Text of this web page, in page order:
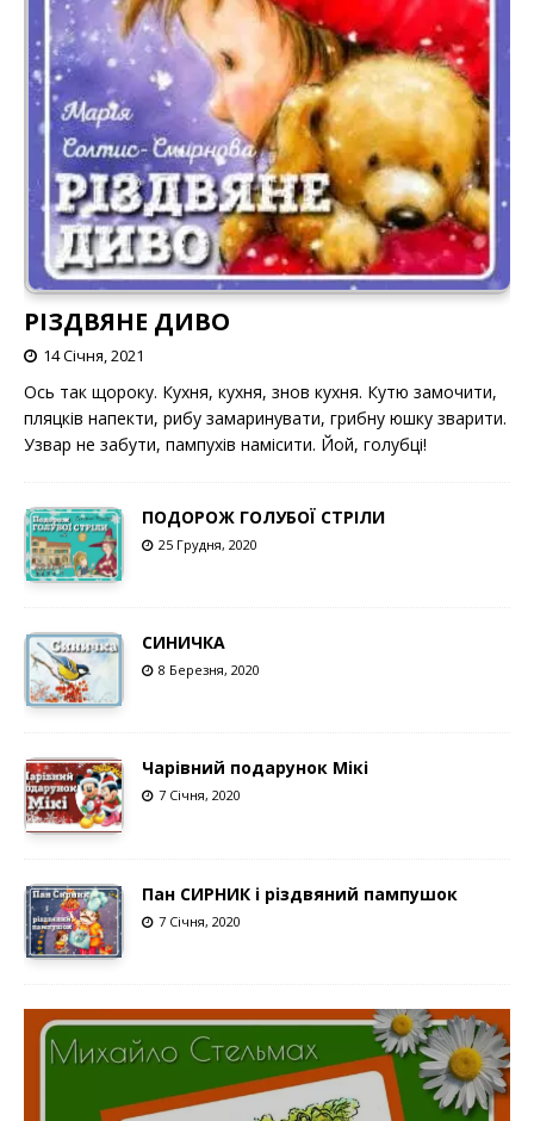
РІЗДВЯНЕ ДИВО
14 Січня, 2021
Ось так щороку. Кухня, кухня, знов кухня. Кутю замочити,
пляцків напекти, рибу замаринувати, грибну юшку зварити.
Узвар не забути, пампухів намісити. Йой, голубці!
ПОДОРОЖ ГОЛУБОЇ СТРІЛИ
25 Грудня, 2020
СИНИЧКА
8 Березня, 2020
Чарівний подарунок Мікі
7 Січня, 2020
Пан СИРНИК і різдвяний пампушок
7 Січня, 2020